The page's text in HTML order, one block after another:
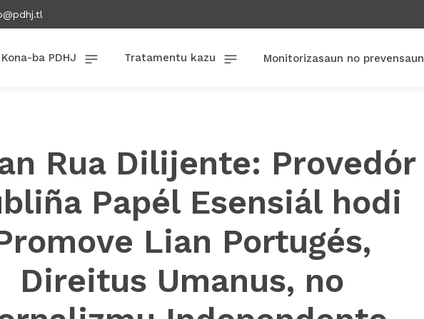
Kona-ba PDHJ Tratamentu kazu Monitorizasaun no prevensaun
Rua Dilijente: Provedór
Papél Esensiál hodi
Lian Portugés,
Direitus Umanus, no